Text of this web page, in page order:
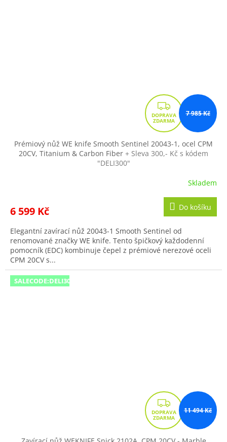
Z
D
A
R
M
7 985 Kč
Prémiový nůž WE knife Smooth Sentinel 20043-1, ocel CPM
20CV, Titanium & Carbon Fiber + Sleva 300,- Kč s kódem
"DELI300"
Skladem
6 599 Kč Do košíku
Elegantní zavírací nůž 20043-1 Smooth Sentinel od
renomované značky WE knife. Tento špičkový každodenní
pomocník (EDC) kombinuje čepel z prémiové nerezové oceli
CPM 20CV s...
SALECODE:DELI300:300:fix:CZK
Z
D
A
11 494 Kč